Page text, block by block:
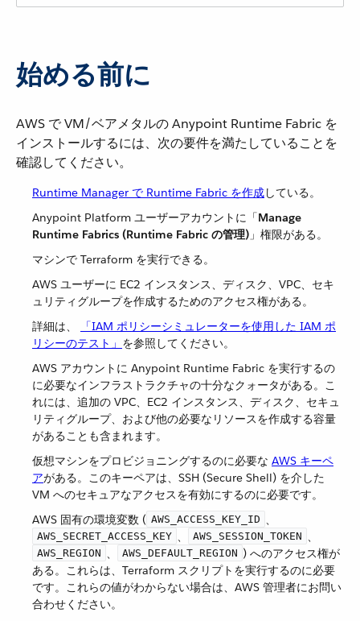
始める前に
AWS で VM/ベアメタルの Anypoint Runtime Fabric を
インストールするには、次の要件を満たしていることを
確認してください。
Runtime Manager で Runtime Fabric を作成​している。
Anypoint Platform ユーザーアカウントに「​Manage
Runtime Fabrics (Runtime Fabric の管理) ​」権限がある。
マシンで Terraform を実行できる。
AWS ユーザーに EC2 インスタンス、ディスク、VPC、セキ
ュリティグループを作成するためのアクセス権がある。
詳細は、​
「IAM ポリシーシミュレーターを使用した IAM ポ
リシーのテスト」 ​を参照してください。
AWS アカウントに Anypoint Runtime Fabric を実行するの
に必要なインフラストラクチャの十分なクォータがある。こ
れには、追加の VPC、EC2 インスタンス、ディスク、セキュ
リティグループ、および他の必要なリソースを作成する容量
があることも含まれます。
仮想マシンをプロビジョニングするのに必要な AWS キーペ
ア​がある。このキーペアは、SSH (Secure Shell) を介した
VM へのセキュアなアクセスを有効にするのに必要です。
AWS 固有の環境変数 (​ AWS_ACCESS_KEY_ID ​、​
AWS_SECRET_ACCESS_KEY ​、​ AWS_SESSION_TOKEN ​、​
AWS_REGION ​、​ AWS_DEFAULT_REGION ​) へのアクセス権が
ある。これらは、Terraform スクリプトを実行するのに必要
です。これらの値がわからない場合は、AWS 管理者にお問い
合わせください。